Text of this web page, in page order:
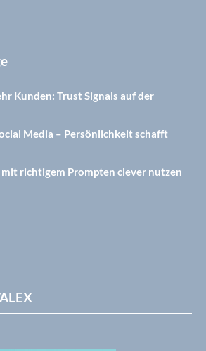
Kunden: Trust Signals auf der
Media – Persönlichkeit schafft
richtigem Prompten clever nutzen